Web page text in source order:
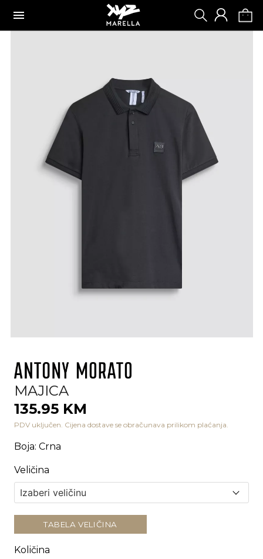
MAJICA
135.95 KM
PDV uključen. Cijena dostave se obračunava prilikom plaćanja.
Boja: Crna
Veličina
TABELA VELIČINA
Količina